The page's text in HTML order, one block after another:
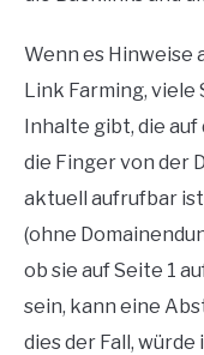
Wenn es Hinweise
Link Farming, viele
Inhalte gibt, die
die Finger von der
aktuell aufrufbar
(ohne
ob sie auf Seite 1
sein, kann eine
dies der Fall,